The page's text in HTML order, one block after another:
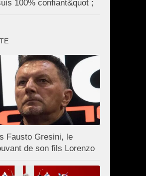
100% confiant&quot ;
Fausto Gresini, le
de son fils Lorenzo